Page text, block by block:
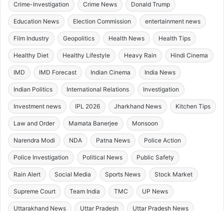
Crime-Investigation Crime News Donald Trump
Education News Election Commission entertainment news
Film Industry Geopolitics Health News Health Tips
Healthy Diet Healthy Lifestyle Heavy Rain Hindi Cinema
IMD IMD Forecast Indian Cinema India News
Indian Politics International Relations Investigation
Investment news IPL 2026 Jharkhand News Kitchen Tips
Law and Order Mamata Banerjee Monsoon
Narendra Modi NDA Patna News Police Action
Police Investigation Political News Public Safety
Rain Alert Social Media Sports News Stock Market
Supreme Court Team India TMC UP News
Uttarakhand News Uttar Pradesh Uttar Pradesh News